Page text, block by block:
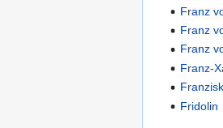
Franz
Franz
Franz
Franz-
Fridolin